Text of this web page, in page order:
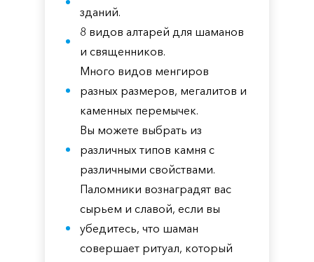
зданий.
8 видов алтарей для шаманов
и священников.
Много видов менгиров
разных размеров, мегалитов и
каменных перемычек.
Вы можете выбрать из
различных типов камня с
различными свойствами.
Паломники вознаградят вас
сырьем и славой, если вы
убедитесь, что шаман
совершает ритуал, который